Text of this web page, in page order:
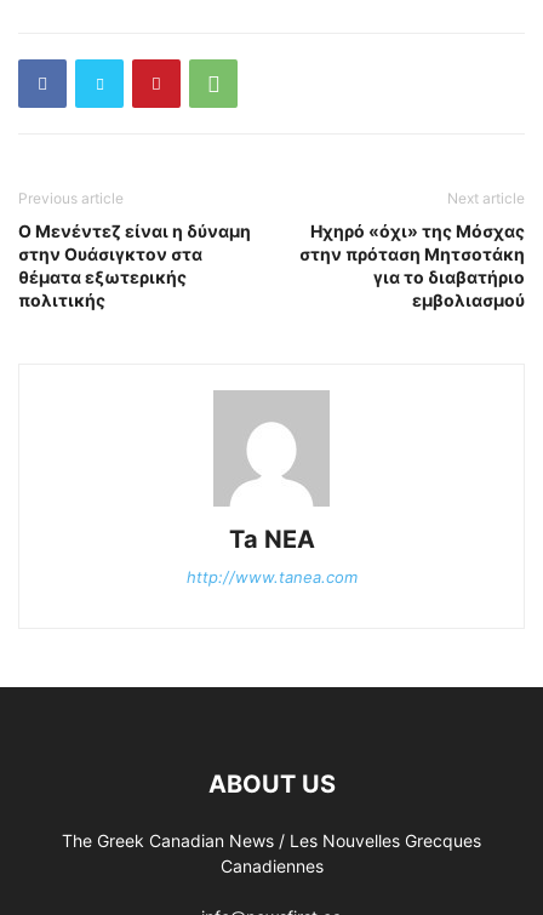
Previous article
Ο Μενέντεζ είναι η δύναμη
στην Ουάσιγκτον στα
θέματα εξωτερικής
πολιτικής
Next article
Ηχηρό «όχι» της Μόσχας
στην πρόταση Μητσοτάκη
για το διαβατήριο
εμβολιασμού
Ta NEA
http://www.tanea.com
ABOUT US
The Greek Canadian News / Les Nouvelles Grecques
Canadiennes